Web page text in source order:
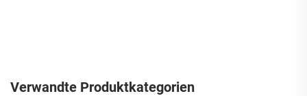
Verwandte Produktkategorien